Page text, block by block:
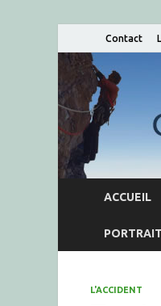
Contact
ACCUEIL
L'ACCIDENT